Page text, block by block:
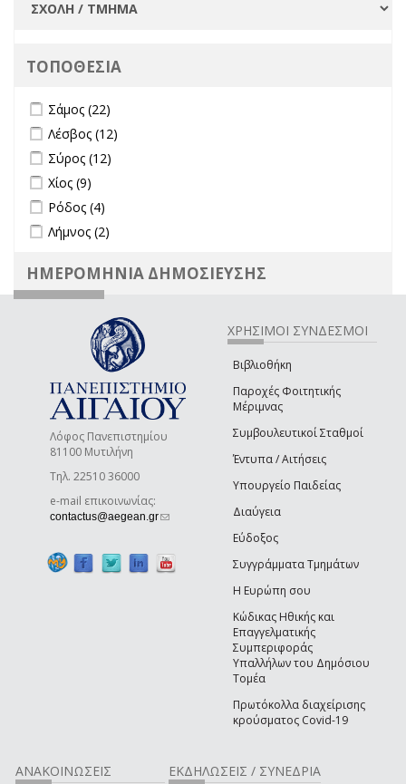
ΤΟΠΟΘΕΣΙΑ
Apply Σάμος filter
Σάμος (22)
Apply Λέσβος filter
Λέσβος (12)
Apply Σύρος filter
Σύρος (12)
Apply Χίος filter
Χίος (9)
Apply Ρόδος filter
Ρόδος (4)
Apply Λήμνος filter
Λήμνος (2)
ΗΜΕΡΟΜΗΝΙΑ ΔΗΜΟΣΙΕΥΣΗΣ
Λόφος Πανεπιστημίου
81100 Μυτιλήνη
Τηλ. 22510 36000
e-mail επικοινωνίας:
contactus@aegean.gr(link sends e-mail)
ΧΡΗΣΙΜΟΙ ΣΥΝΔΕΣΜΟΙ
Βιβλιοθήκη
Παροχές Φοιτητικής
Μέριμνας
Συμβουλευτικοί Σταθμοί
Έντυπα / Αιτήσεις
Υπουργείο Παιδείας
Διαύγεια
Εύδοξος
Συγγράμματα Τμημάτων
Η Ευρώπη σου
Κώδικας Ηθικής και
Επαγγελματικής
Συμπεριφοράς
Υπαλλήλων του Δημόσιου
Τομέα
Πρωτόκολλα διαχείρισης
κρούσματος Covid-19
ΑΝΑΚΟΙΝΩΣΕΙΣ ΕΚΔΗΛΩΣΕΙΣ / ΣΥΝΕΔΡΙΑ